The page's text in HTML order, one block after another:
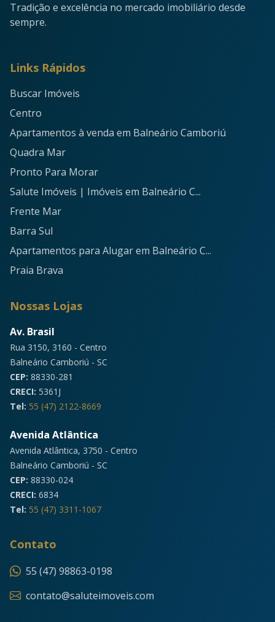
Tradição e excelência no mercado imobiliário desde
sempre.
Links Rápidos
Buscar Imóveis
Centro
Apartamentos à venda em Balneário Camboriú
Quadra Mar
Pronto Para Morar
Salute Imóveis | Imóveis em Balneário C...
Frente Mar
Barra Sul
Apartamentos para Alugar em Balneário C...
Praia Brava
Nossas Lojas
Av. Brasil
Rua 3150, 3160 - Centro
Balneário Camboriú - SC
CEP: 88330-281
CRECI: 5361J
Tel: 55 (47) 2122-8669
Avenida Atlântica
Avenida Atlântica, 3750 - Centro
Balneário Camboriú - SC
CEP: 88330-024
CRECI: 6834
Tel: 55 (47) 3311-1067
Contato
55 (47) 98863-0198
contato@saluteimoveis.com